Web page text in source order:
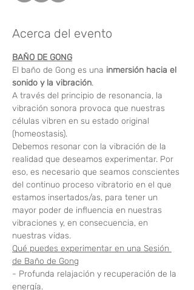
Acerca del evento
BAÑO DE GONG
El baño de Gong es una inmersión hacia el
sonido y la vibración.
A través del principio de resonancia, la
vibración sonora provoca que nuestras
células vibren en su estado original
(homeostasis).
Debemos resonar con la vibración de la
realidad que deseamos experimentar. Por
eso, es necesario que seamos conscientes
del continuo proceso vibratorio en el que
estamos insertados/as, para tener un
mayor poder de influencia en nuestras
vibraciones y, en consecuencia, en
nuestras vidas.
Qué puedes experimentar en una Sesión
de Baño de Gong
- Profunda relajación y recuperación de la
energía.